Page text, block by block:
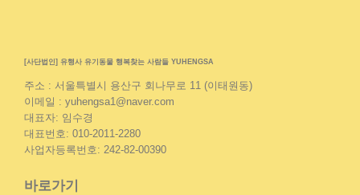
[사단법인] 유행사 유기동물 행복찾는 사람들 YUHENGSA
주소 : 서울특별시 용산구 회나무로 11 (이태원동)
이메일 : yuhengsa1@naver.com
대표자: 임수경
대표번호: 010-2011-2280
사업자등록번호: 242-82-00390
바로가기